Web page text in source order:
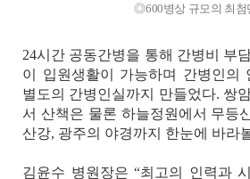
◎600병상 규모의 최첨단 종합
24시간 공동간병을 통해 간병비 부
이 입원생활이 가능하며 간병인의
별도의 간병인실까지 만들었다. 쌍
서 산책은 물론 하늘정원에서 무등
산강, 광주의 야경까지 한눈에 바라
김윤수 병원장은 “최고의 인력과